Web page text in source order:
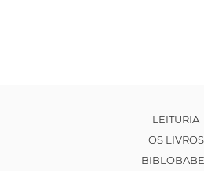
LEITURIA
OS LIVROS